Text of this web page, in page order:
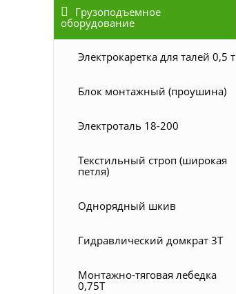
Грузоподъемное
оборудование
Электрокаретка для талей 0,5 т
Блок монтажный (проушина)
Электроталь 18-200
Текстильный строп (широкая
петля)
Однорядный шкив
Гидравлический домкрат 3T
Монтажно-тяговая лебедка
0,75Т